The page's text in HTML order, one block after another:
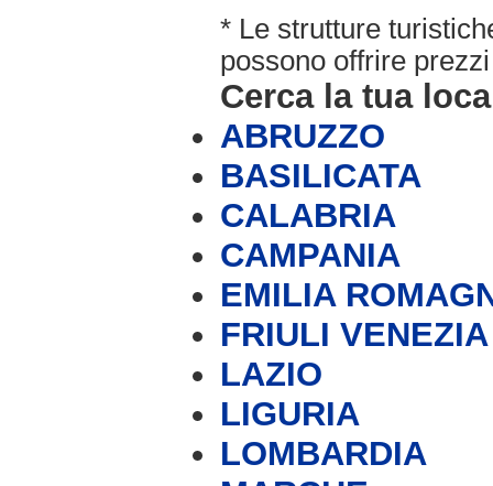
* Le strutture
possono offrire
Cerca la tua
ABRUZZO
BASILICATA
CALABRIA
CAMPANIA
EMILIA
FRIULI
LAZIO
LIGURIA
LOMBARDIA